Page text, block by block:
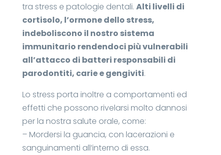
tra stress e patologie dentali. Alti livelli di
cortisolo, l’ormone dello stress,
indeboliscono il nostro sistema
immunitario rendendoci più vulnerabili
all’attacco di batteri responsabili di
parodontiti, carie e gengiviti.
Lo stress porta inoltre a comportamenti ed
effetti che possono rivelarsi molto dannosi
per la nostra salute orale, come:
– Mordersi la guancia, con lacerazioni e
sanguinamenti all’interno di essa.